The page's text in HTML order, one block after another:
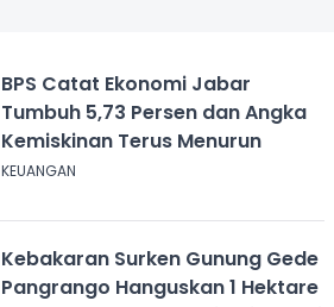
BPS Catat Ekonomi Jabar
Tumbuh 5,73 Persen dan Angka
Kemiskinan Terus Menurun
KEUANGAN
Kebakaran Surken Gunung Gede
Pangrango Hanguskan 1 Hektare